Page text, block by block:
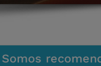
Somos